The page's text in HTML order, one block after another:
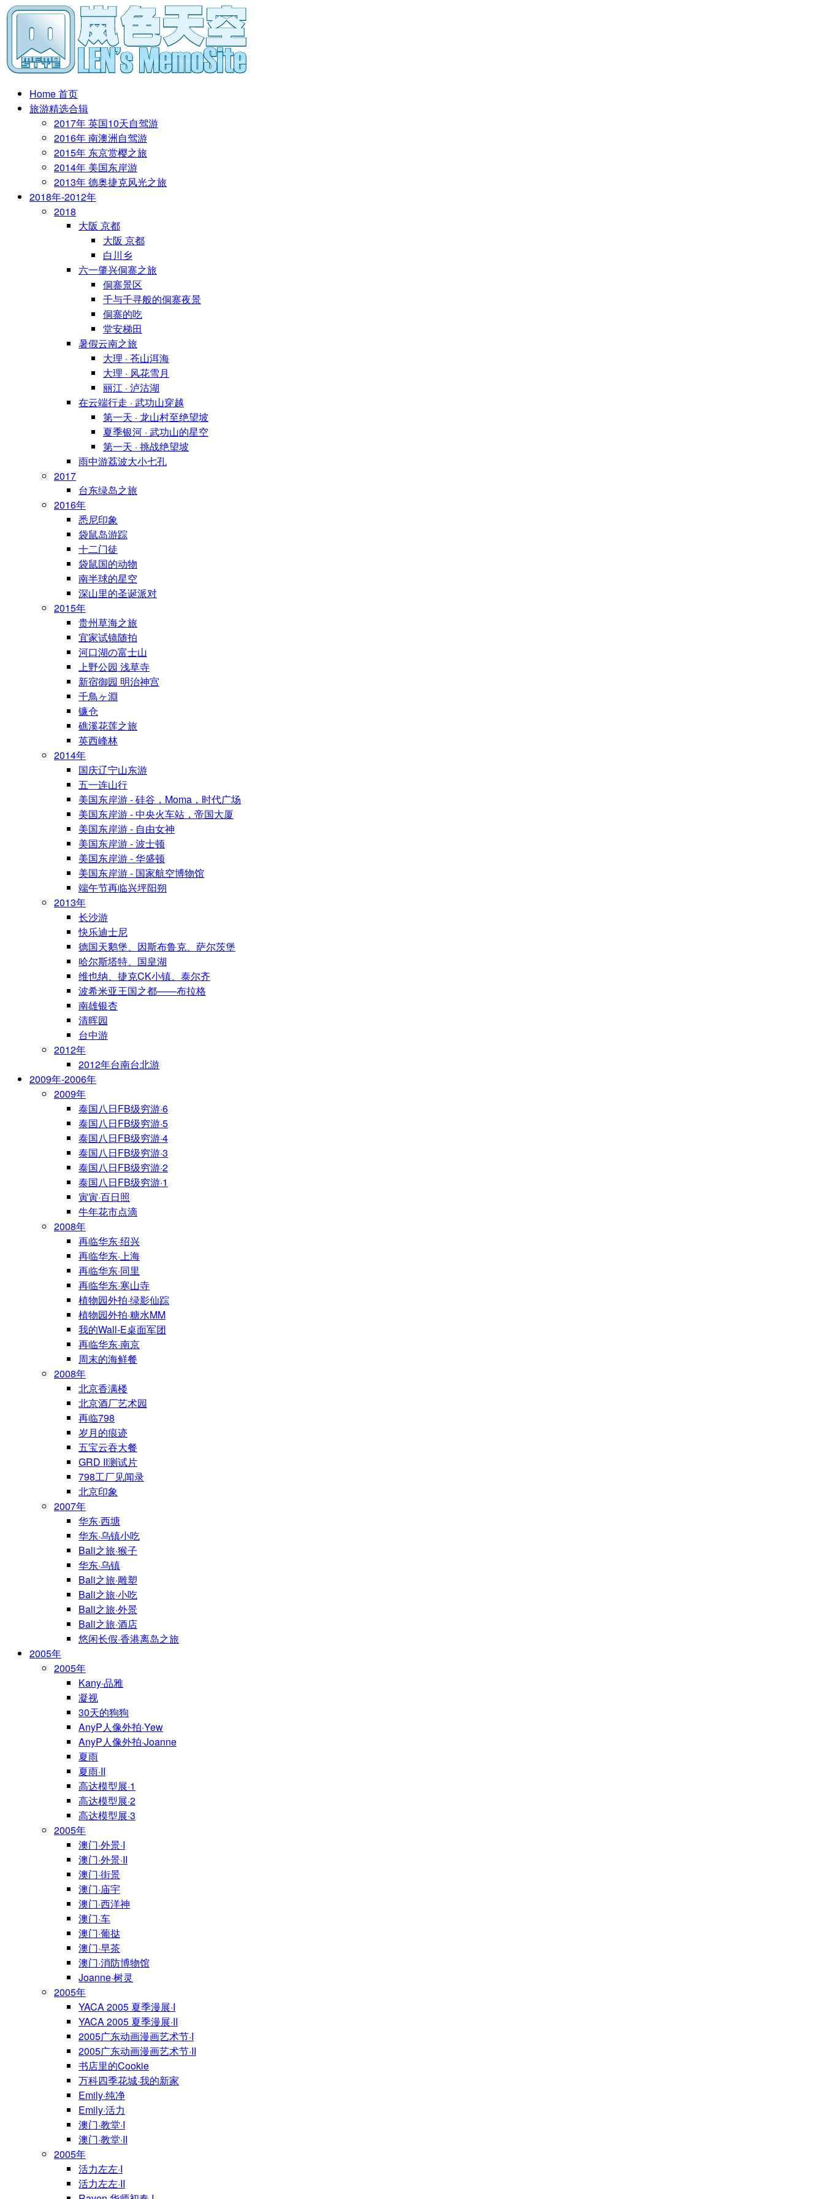
Home 首页
旅游精选合辑
2017年 英国10天自驾游
2016年 南澳洲自驾游
2015年 东京赏樱之旅
2014年 美国东岸游
2013年 德奥捷克风光之旅
2018年-2012年
2018
大阪 京都
大阪 京都
白川乡
六一肇兴侗寨之旅
侗寨景区
千与千寻般的侗寨夜景
侗寨的吃
堂安梯田
暑假云南之旅
大理 · 苍山洱海
大理 · 风花雪月
丽江 · 泸沽湖
在云端行走 · 武功山穿越
第一天 · 龙山村至绝望坡
夏季银河 · 武功山的星空
第一天 · 挑战绝望坡
雨中游荔波大小七孔
2017
台东绿岛之旅
2016年
悉尼印象
袋鼠岛游踪
十二门徒
袋鼠国的动物
南半球的星空
深山里的圣诞派对
2015年
贵州草海之旅
宜家试镜随拍
河口湖の富士山
上野公园 浅草寺
新宿御园 明治神宫
千鳥ヶ淵
镰仓
礁溪花莲之旅
英西峰林
2014年
国庆辽宁山东游
五一连山行
美国东岸游 - 硅谷，Moma，时代广场
美国东岸游 - 中央火车站，帝国大厦
美国东岸游 - 自由女神
美国东岸游 - 波士顿
美国东岸游 - 华盛顿
美国东岸游 - 国家航空博物馆
端午节再临兴坪阳朔
2013年
长沙游
快乐迪士尼
德国天鹅堡、因斯布鲁克、萨尔茨堡
哈尔斯塔特、国皇湖
维也纳、捷克CK小镇、泰尔齐
波希米亚王国之都——布拉格
南雄银杏
清晖园
台中游
2012年
2012年台南台北游
2009年-2006年
2009年
泰国八日FB级穷游·6
泰国八日FB级穷游·5
泰国八日FB级穷游·4
泰国八日FB级穷游·3
泰国八日FB级穷游·2
泰国八日FB级穷游·1
寅寅·百日照
牛年花市点滴
2008年
再临华东·绍兴
再临华东·上海
再临华东·同里
再临华东·寒山寺
植物园外拍·绿影仙踪
植物园外拍·糖水MM
我的Wall-E桌面军团
再临华东·南京
周末的海鲜餐
2008年
北京香满楼
北京酒厂艺术园
再临798
岁月的痕迹
五宝云吞大餐
GRD II测试片
798工厂见闻录
北京印象
2007年
华东·西塘
华东·乌镇小吃
Bali之旅·猴子
华东·乌镇
Bali之旅·雕塑
Bali之旅·小吃
Bali之旅·外景
Bali之旅·酒店
悠闲长假·香港离岛之旅
2005年
2005年
Kany·品雅
凝视
30天的狗狗
AnyP人像外拍·Yew
AnyP人像外拍·Joanne
夏雨
夏雨·II
高达模型展·1
高达模型展·2
高达模型展·3
2005年
澳门·外景·I
澳门·外景·II
澳门·街景
澳门·庙宇
澳门·西洋神
澳门·车
澳门·葡挞
澳门·早茶
澳门·消防博物馆
Joanne·树灵
2005年
YACA 2005 夏季漫展·I
YACA 2005 夏季漫展·II
2005广东动画漫画艺术节·I
2005广东动画漫画艺术节·II
书店里的Cookie
万科四季花城·我的新家
Emily·纯净
Emily·活力
澳门·教堂·I
澳门·教堂·II
2005年
活力左左·I
活力左左·II